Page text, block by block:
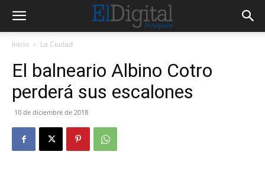
Inicio La Ciudad
El balneario Albino Cotro
perderá sus escalones
10 de diciembre de 2018